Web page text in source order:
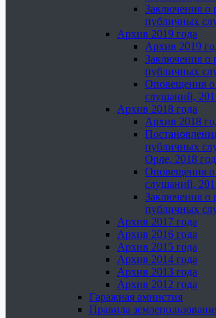
Заключения о
публичных
Архив 2019 года
Архив 2019
Заключения о
публичных
Оповещения о
слушаний,
Архив 2018 года
Архив 2018
публичных
Орле, 2018 год
Оповещения о
слушаний,
Заключения о
публичных
Архив 2017 года
Архив 2016 года
Архив 2015 года
Архив 2014 года
Архив 2013 года
Архив 2012 года
Гаражная амнистия
Правила